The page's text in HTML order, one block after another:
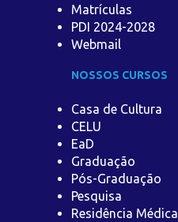
Matrículas
PDI 2024-2028
Webmail
NOSSOS CURSOS
Casa de Cultura
CELU
EaD
Graduação
Pós-Graduação
Pesquisa
Residência Médica